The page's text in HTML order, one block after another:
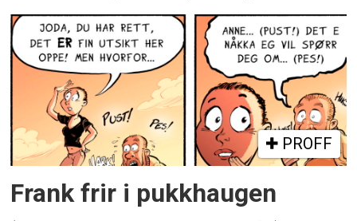
PROFF
Frank frir i pukkhaugen